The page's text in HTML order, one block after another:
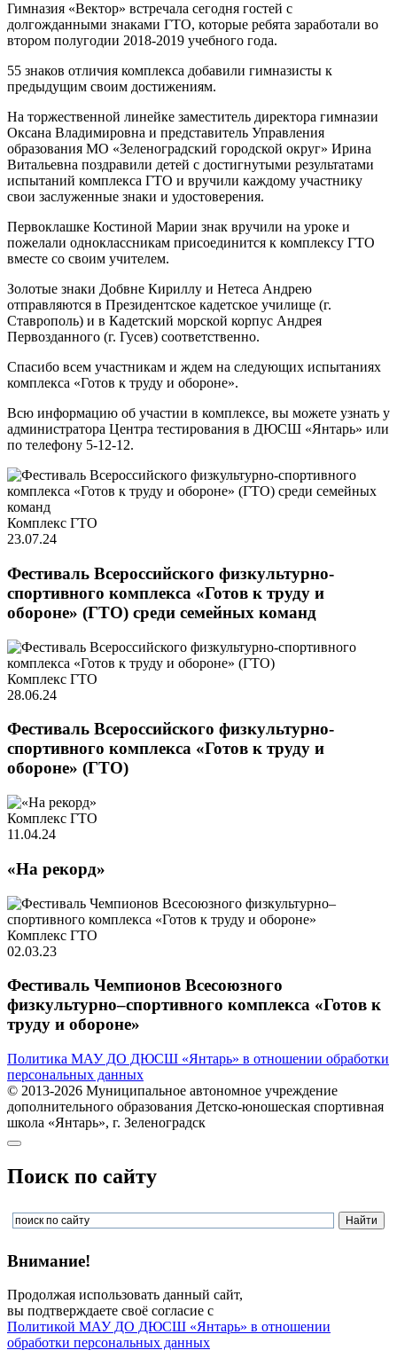
Гимназия «Вектор» встречала сегодня гостей с
долгожданными знаками ГТО, которые ребята заработали во
втором полугодии 2018-2019 учебного года.
55 знаков отличия комплекса добавили гимназисты к
предыдущим своим достижениям.
На торжественной линейке заместитель директора гимназии
Оксана Владимировна и представитель Управления
образования МО «Зеленоградский городской округ» Ирина
Витальевна поздравили детей с достигнутыми результатами
испытаний комплекса ГТО и вручили каждому участнику
свои заслуженные знаки и удостоверения.
Первоклашке Костиной Марии знак вручили на уроке и
пожелали одноклассникам присоединится к комплексу ГТО
вместе со своим учителем.
Золотые знаки Добвне Кириллу и Нетеса Андрею
отправляются в Президентское кадетское училище (г.
Ставрополь) и в Кадетский морской корпус Андрея
Первозданного (г. Гусев) соответственно.
Спасибо всем участникам и ждем на следующих испытаниях
комплекса «Готов к труду и обороне».
Всю информацию об участии в комплексе, вы можете узнать у
администратора Центра тестирования в ДЮСШ «Янтарь» или
по телефону 5-12-12.
Комплекс ГТО
23.07.24
Фестиваль Всероссийского физкультурно-
спортивного комплекса «Готов к труду и
обороне» (ГТО) среди семейных команд
Комплекс ГТО
28.06.24
Фестиваль Всероссийского физкультурно-
спортивного комплекса «Готов к труду и
обороне» (ГТО)
Комплекс ГТО
11.04.24
«На рекорд»
Комплекс ГТО
02.03.23
Фестиваль Чемпионов Всесоюзного
физкультурно–спортивного комплекса «Готов к
труду и обороне»
Политика МАУ ДО ДЮСШ «Янтарь» в отношении обработки
персональных данных
© 2013-2026 Муниципальное автономное учреждение
дополнительного образования Детско-юношеская спортивная
школа «Янтарь», г. Зеленоградск
Поиск по сайту
Внимание!
Продолжая использовать данный сайт,
вы подтверждаете своё согласие с
Политикой МАУ ДО ДЮСШ «Янтарь» в отношении
обработки персональных данных